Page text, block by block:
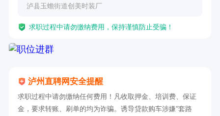
泸县玉蟾街道创美时装厂
求职过程中请勿缴纳费用，保持谨慎防止受骗！
泸州直聘网安全提醒
求职过程中请勿缴纳任何费用！凡收取押金、培训费、保证
金，要求转账、刷单的均为诈骗。诱导贷款购车涉嫌“套路